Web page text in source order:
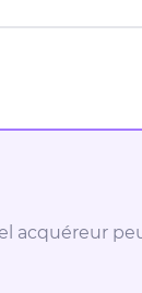
acquéreur